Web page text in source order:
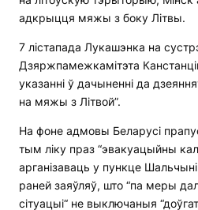
адкрыцця мяжы з боку Літвы.
7 лістапада Лукашэнка на
Дзяржпамежкамітэта
указанні ў дачыненні да
на мяжы з Літвой”.
На фоне адмовы Беларусі
тым ліку праз “эвакуацыйны
арганізаваць у пункце
раней заяўляў, што “па меры
сітуацыі“ не выключаныя